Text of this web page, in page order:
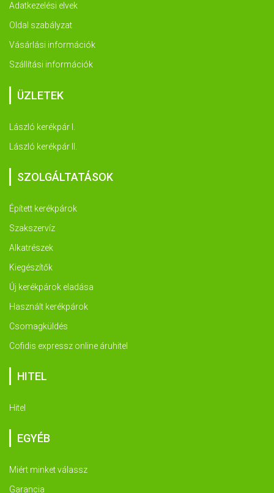
Adatkezelési elvek
Oldal szabályzat
Vásárlási információk
Szállítási információk
ÜZLETEK
László kerékpár I.
László kerékpár II.
SZOLGÁLTATÁSOK
Épített kerékpárok
Szakszervíz
Alkatrészek
Kiegészítők
Új kerékpárok eladása
Használt kerékpárok
Csomagküldés
Cofidis expressz online áruhitel
HITEL
Hitel
EGYÉB
Miért minket válassz
Garancia